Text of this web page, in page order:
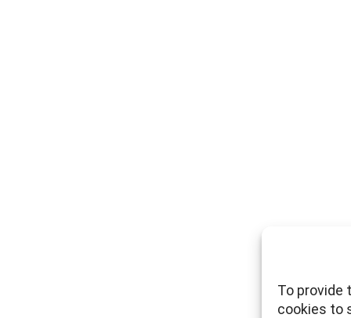
To provide
cookies to